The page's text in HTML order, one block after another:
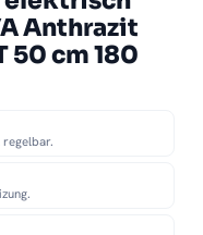
Anthrazit
50 cm 180